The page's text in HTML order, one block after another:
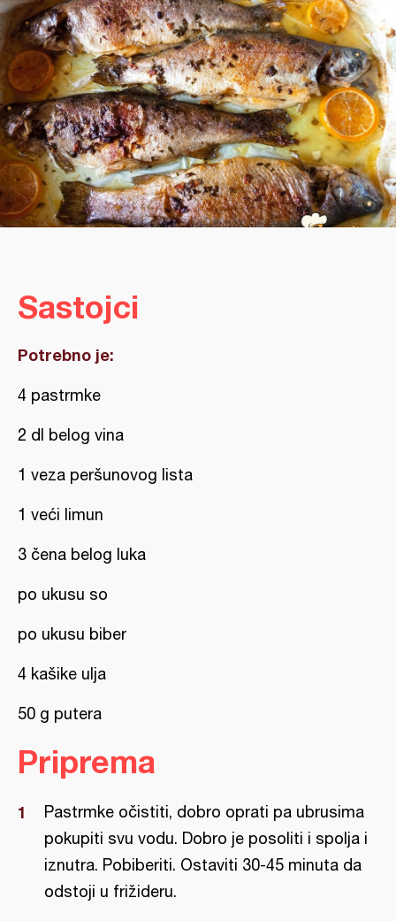
Sastojci
Potrebno je:
4 pastrmke
2 dl belog vina
1 veza peršunovog lista
1 veći limun
3 čena belog luka
po ukusu so
po ukusu biber
4 kašike ulja
50 g putera
Priprema
Pastrmke očistiti, dobro oprati pa ubrusima
pokupiti svu vodu. Dobro je posoliti i spolja i
iznutra. Pobiberiti. Ostaviti 30-45 minuta da
odstoji u frižideru.